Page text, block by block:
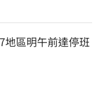
地區明午前達停班